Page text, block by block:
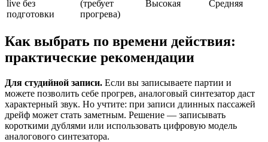
live без
подготовки
(требует
прогрева)
Высокая Средняя
Как выбрать по времени действия:
практические рекомендации
Для студийной записи. Если вы записываете партии и
можете позволить себе прогрев, аналоговый синтезатор даст
характерный звук. Но учтите: при записи длинных пассажей
дрейф может стать заметным. Решение — записывать
короткими дублями или использовать цифровую модель
аналогового синтезатора.